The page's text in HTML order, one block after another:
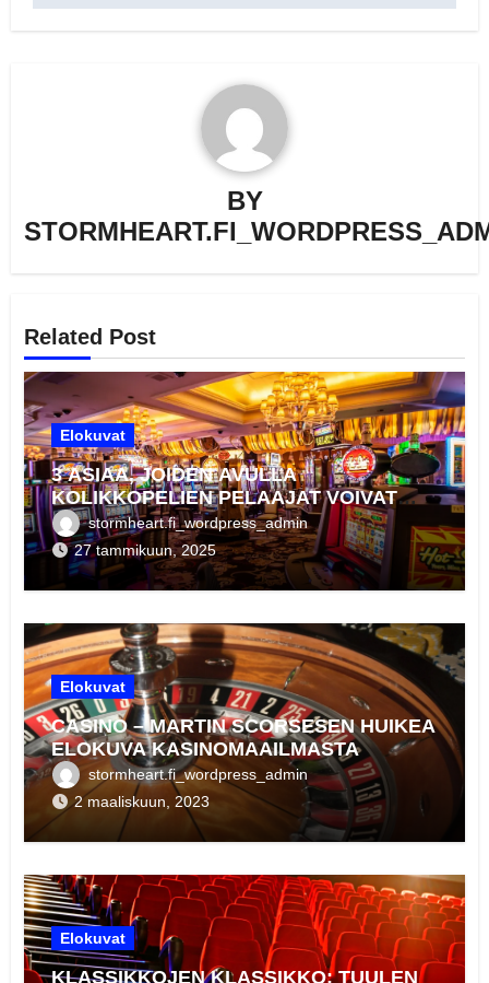
BY
Related Post
Elokuvat
3 ASIAA, JOIDEN AVULLA
KOLIKKOPELIEN PELAAJAT VOIVAT
NOSTAA STRATEGIANSA UUDELLE
TASOLLE
stormheart.fi_wordpress_admin
27 tammikuun, 2025
Elokuvat
CASINO – MARTIN SCORSESEN HUIKEA
ELOKUVA KASINOMAAILMASTA
stormheart.fi_wordpress_admin
2 maaliskuun, 2023
Elokuvat
KLASSIKKOJEN KLASSIKKO: TUULEN